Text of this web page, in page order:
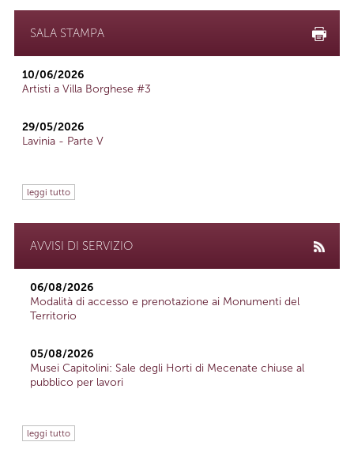
SALA STAMPA
10/06/2026
Artisti a Villa Borghese #3
29/05/2026
Lavinia - Parte V
leggi tutto
AVVISI DI SERVIZIO
06/08/2026
Modalità di accesso e prenotazione ai Monumenti del
Territorio
05/08/2026
Musei Capitolini: Sale degli Horti di Mecenate chiuse al
pubblico per lavori
leggi tutto